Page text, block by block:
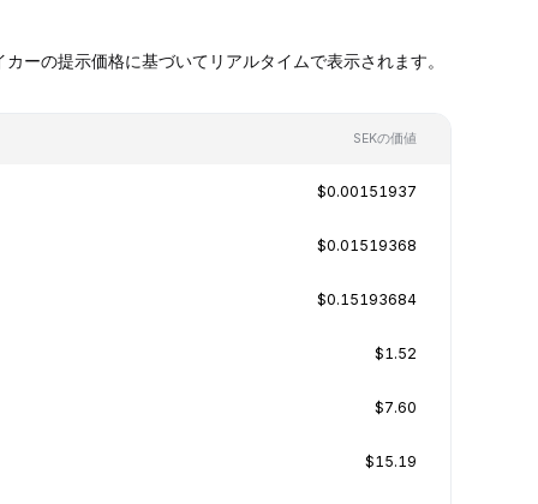
ーの提示価格に基づいてリアルタイムで表示されます。
SEKの価値
$0.00151937
$0.01519368
$0.15193684
$1.52
$7.60
$15.19